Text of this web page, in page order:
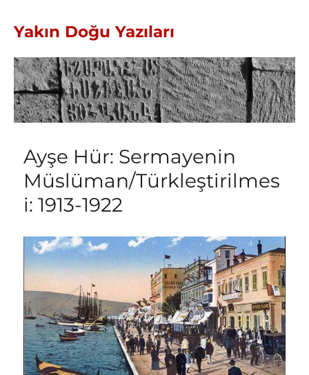
Yakın Doğu Yazıları
Ayşe Hür: Sermayenin
Müslüman/Türkleştirilmes
i: 1913-1922